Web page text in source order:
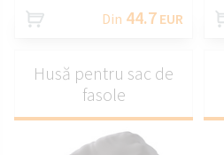
Din 44.7 EUR
Husă pentru sac de
fasole